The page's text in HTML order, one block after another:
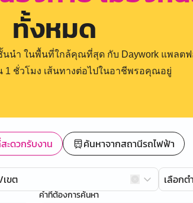
ทั้งหมด
นำ ในพื้นที่ใกล้คุณที่สุด กับ Daywork แพลต
1 ชั่วโมง เส้นทางต่อไปในอาชีพรอคุณอยู่
ะดวกรับงาน ค้นหาจากสถานีรถไฟฟ้า
เขต เลือก
คำที่ต้องการค้นหา